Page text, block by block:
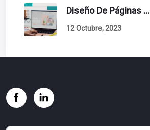
Diseño De Páginas Web. Esto Debe Tener Un Sitio Exitoso.
12 Octubre, 2023